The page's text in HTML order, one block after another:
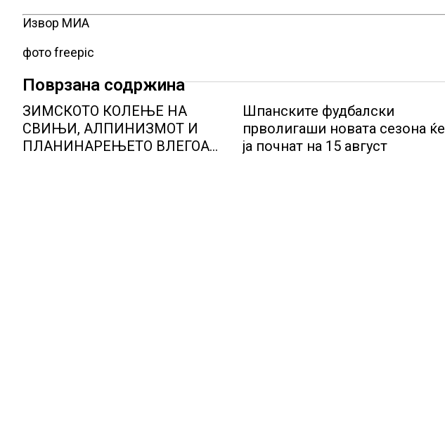
Извор МИА
фото freepic
Поврзана содржина
ЗИМСКОТО КОЛЕЊЕ НА
СВИЊИ, АЛПИНИЗМОТ И
ПЛАНИНАРЕЊЕТО ВЛЕГОА
Шпанските фудбалски
прволигаши новата сезона ќе
ја почнат на 15 август